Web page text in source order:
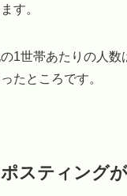
す。
1世帯あたりの人
たところです。
スティング